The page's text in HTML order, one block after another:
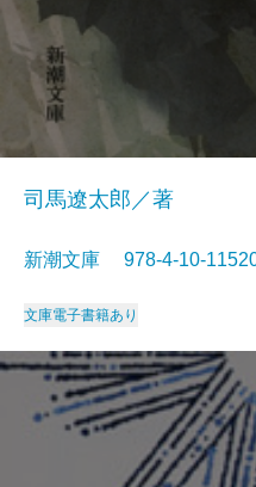
司馬遼太郎／著
新潮文庫 978-4-10-
文庫電子書籍あり